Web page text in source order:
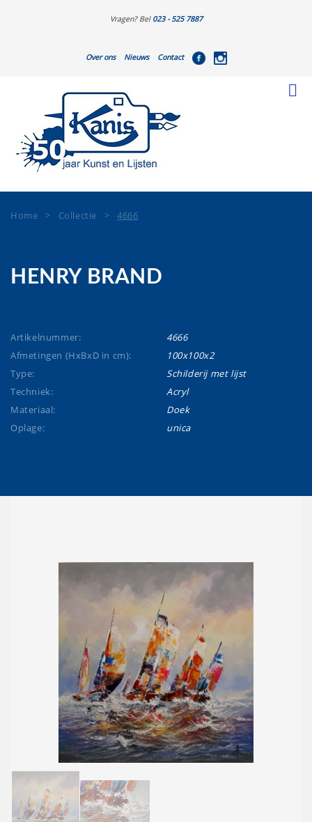
Vragen? Bel 023 - 525 7887
Over ons Nieuws Contact
Home > Collectie >4666
HENRY BRAND
Artikelnummer:
4666
Afmetingen (HxBxD in cm):
100x100x2
Type:
Schilderij met lijst
Techniek:
Acryl
Materiaal:
Doek
Oplage:
unica